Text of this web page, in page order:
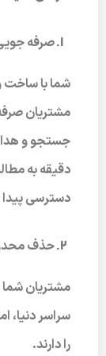
صرفه
شما با
مشتریان
جستجو و
دقیقه به
دسترسی
حذف
مشتریان شما
سراسر
را دارند.